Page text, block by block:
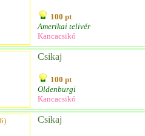
100 pt
Amerikai telivér
Kancacsikó
Csikaj
100 pt
Oldenburgi
Kancacsikó
Csikaj